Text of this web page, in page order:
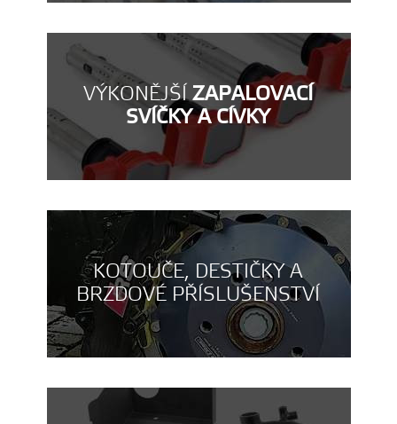
VÝKONĚJŠÍZAPALOVACÍ
SVÍČKY A CÍVKY
KOTOUČE, DESTIČKY A
BRZDOVÉ PŘÍSLUŠENSTVÍ